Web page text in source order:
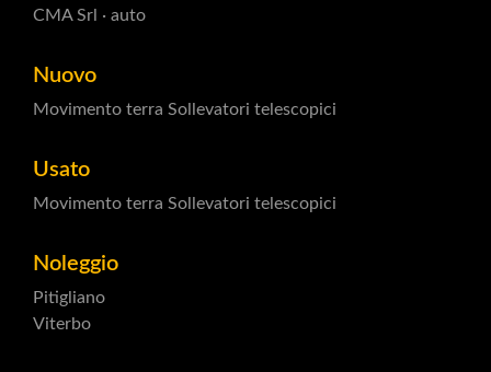
CMA Srl · auto
Nuovo
Movimento terra Sollevatori telescopici
Usato
Movimento terra Sollevatori telescopici
Noleggio
Pitigliano
Viterbo